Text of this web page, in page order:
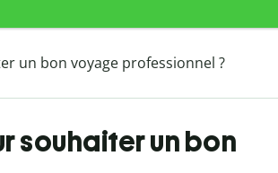
un bon voyage professionnel ?
souhaiter un bon